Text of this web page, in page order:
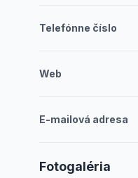
Telefónne číslo
Web
E-mailová adresa
Fotogaléria